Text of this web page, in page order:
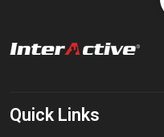
Quick Links